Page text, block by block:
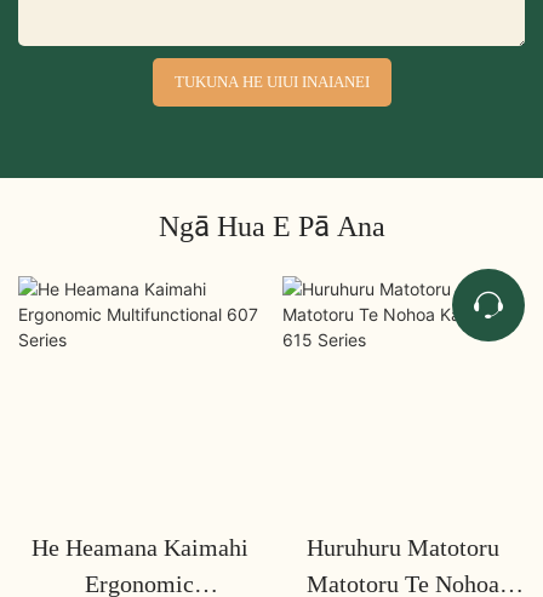
TUKUNA HE UIUI INAIANEI
Ngā Hua E Pā Ana
He Heamana Kaimahi
Ergonomic
Huruhuru Matotoru
Matotoru Te Nohoa